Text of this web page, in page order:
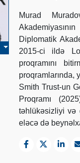
Murad
Diplomatik
2015-ci ildə
proqramını
proqramlarında,
Smith Trust-un
Proqramı
təhlükəsizliyi və
eləcə də